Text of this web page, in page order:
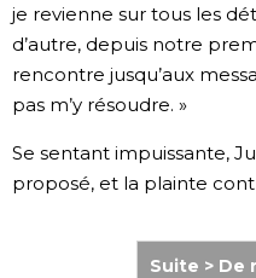
je revienne sur tous les
d’autre, depuis notre
rencontre jusqu’aux
pas m’y résoudre. »
Se sentant impuissante,
proposé, et la plainte
Suite > De